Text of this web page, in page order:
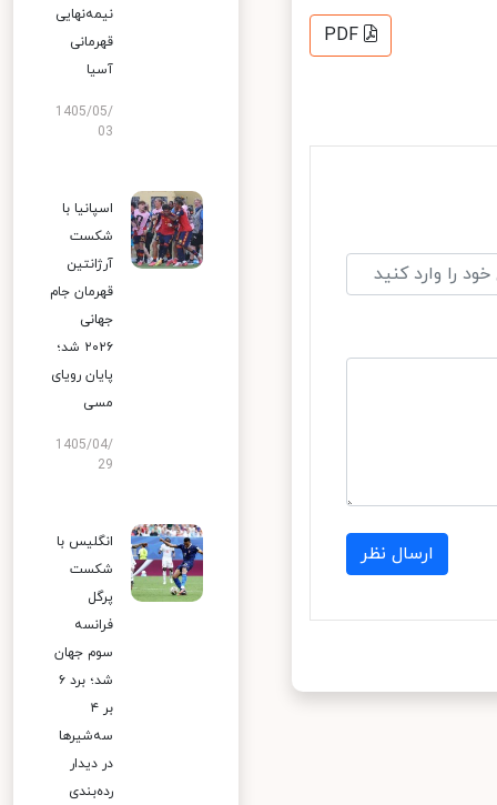
PDF
ارسال نظر
نیمه‌نهایی
قهرمانی
آسیا
1405/05/
03
اسپانیا با
شکست
آرژانتین
قهرمان جام
جهانی
۲۰۲۶ شد؛
پایان رویای
مسی
1405/04/
29
انگلیس با
شکست
پرگل
فرانسه
سوم جهان
شد؛ برد ۶
بر ۴
سه‌شیرها
در دیدار
رده‌بندی